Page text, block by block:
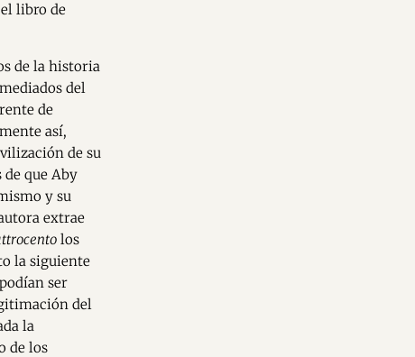
libro de
de la historia
del
de
así,
de su
que Aby
y su
extrae
los
la siguiente
ser
del
la
de los